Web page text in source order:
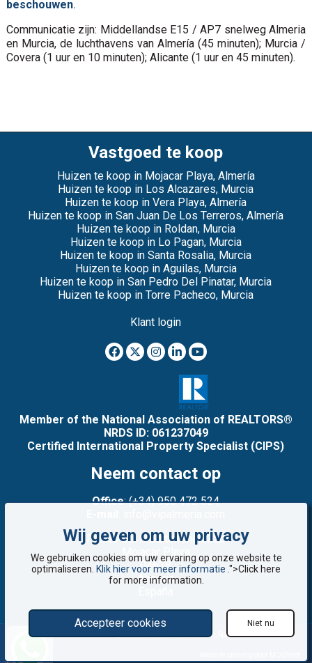
beschouwen.
Communicatie zijn: Middellandse E15 / AP7 snelweg Almeria
en Murcia, de luchthavens van Almería (45 minuten); Murcia /
Covera (1 uur en 10 minuten); Alicante (1 uur en 45 minuten).
Vastgoed te koop
Huizen te koop in Mojacar Playa, Almería
Huizen te koop in Los Alcazares, Murcia
Huizen te koop in Vera Playa, Almería
Huizen te koop in San Juan De Los Terreros, Almería
Huizen te koop in Roldan, Murcia
Huizen te koop in Lo Pagan, Murcia
Huizen te koop in Santa Rosalia, Murcia
Huizen te koop in Aguilas, Murcia
Huizen te koop in San Pedro Del Pinatar, Murcia
Huizen te koop in Torre Pacheco, Murcia
Klant login
Member of the National Association of REALTORS®
NRDS ID: 061237049
Certified International Property Specialist (CIPS)
Neem contact op
Office: (+34) 950 472 524
Paseo del Mediterráneo,22b
Mojacar Playa
04638
Almería
©2008 - 2026 VIP Almería: Woningen te koop in Mojácar, Almería, Spanje
Wij geven om uw privacy
We gebruiken cookies om uw ervaring op onze website te
optimaliseren. Klik hier voor meer informatie .">Click here
for more information.
Accepteer cookies Niet nu